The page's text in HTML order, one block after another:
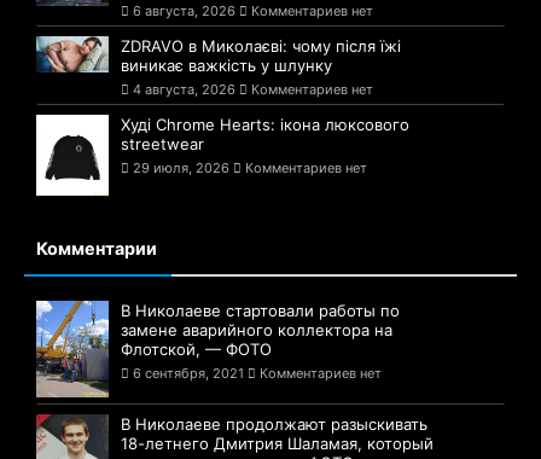
6 августа, 2026 Комментариев нет
ZDRAVO в Миколаєві: чому після їжі
виникає важкість у шлунку
4 августа, 2026 Комментариев нет
Худі Chrome Hearts: ікона люксового
streetwear
29 июля, 2026 Комментариев нет
Комментарии
В Николаеве стартовали работы по
замене аварийного коллектора на
Флотской, — ФОТО
6 сентября, 2021 Комментариев нет
В Николаеве продолжают разыскивать
18-летнего Дмитрия Шаламая, который